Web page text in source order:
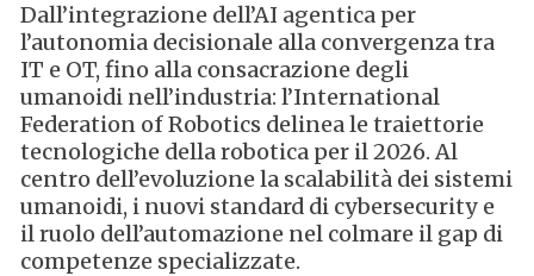
Dall’integrazione dell’AI agentica per
l’autonomia decisionale alla convergenza tra
IT e OT, fino alla consacrazione degli
umanoidi nell’industria: l’International
Federation of Robotics delinea le traiettorie
tecnologiche della robotica per il 2026. Al
centro dell’evoluzione la scalabilità dei sistemi
umanoidi, i nuovi standard di cybersecurity e
il ruolo dell’automazione nel colmare il gap di
competenze specializzate.